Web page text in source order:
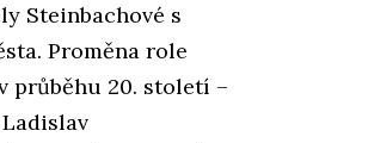
Steinbachové s
Proměna role
průběhu 20. století –